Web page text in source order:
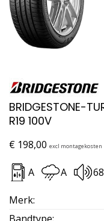
BRIDGESTONE-
R19 100V
€ 198,00 excl montagekosten
A A 68
Merk: